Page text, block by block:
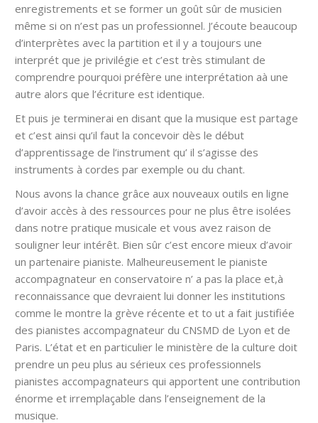
enregistrements et se former un goût sûr de musicien
même si on n’est pas un professionnel. J’écoute beaucoup
d’interprètes avec la partition et il y a toujours une
interprét que je privilégie et c’est très stimulant de
comprendre pourquoi préfère une interprétation aà une
autre alors que l’écriture est identique.
Et puis je terminerai en disant que la musique est partage
et c’est ainsi qu’il faut la concevoir dès le début
d’apprentissage de l’instrument qu’ il s’agisse des
instruments à cordes par exemple ou du chant.
Nous avons la chance grâce aux nouveaux outils en ligne
d’avoir accès à des ressources pour ne plus être isolées
dans notre pratique musicale et vous avez raison de
souligner leur intérêt. Bien sûr c’est encore mieux d’avoir
un partenaire pianiste. Malheureusement le pianiste
accompagnateur en conservatoire n’ a pas la place et,à
reconnaissance que devraient lui donner les institutions
comme le montre la grève récente et to ut a fait justifiée
des pianistes accompagnateur du CNSMD de Lyon et de
Paris. L’état et en particulier le ministère de la culture doit
prendre un peu plus au sérieux ces professionnels
pianistes accompagnateurs qui apportent une contribution
énorme et irremplaçable dans l’enseignement de la
musique.